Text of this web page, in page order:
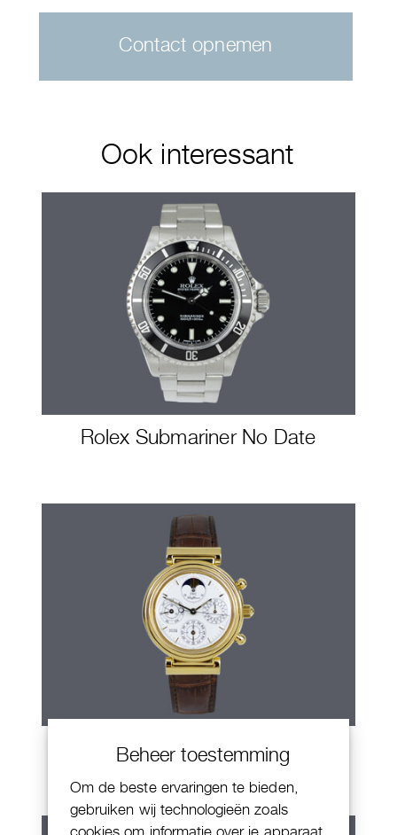
Beheer toestemming
Om de beste ervaringen te bieden,
gebruiken wij technologieën zoals
cookies om informatie over je apparaat
Contact opnemen
Ook interessant
Rolex Submariner No Date
IWC Da Vinci